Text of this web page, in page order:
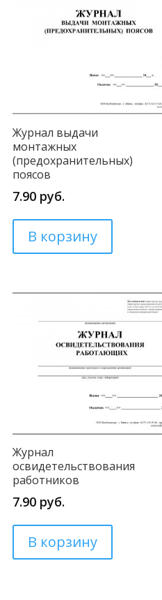
Журнал выдачи
монтажных
(предохранительных)
поясов
7.90руб.
В корзину
Журнал
освидетельствования
работников
7.90руб.
В корзину